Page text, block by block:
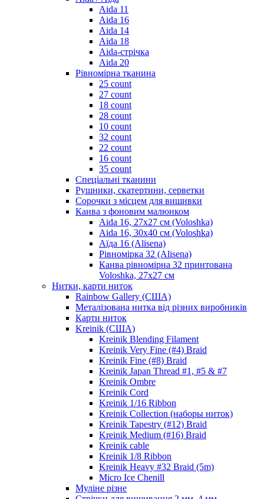
Aida 11
Aida 16
Aida 14
Aida 18
Aida-стрічка
Aida 20
Рівномірна тканина
25 count
27 count
18 count
28 count
10 count
32 count
22 count
16 count
35 count
Спеціальні тканини
Рушники, скатертини, серветки
Сорочки з місцем для вишивки
Канва з фоновим малюнком
Aida 16, 27х27 см (Voloshka)
Aida 16, 30х40 см (Voloshka)
Аїда 16 (Alisena)
Рівномірка 32 (Alisena)
Канва рівномірна 32 принтована
Voloshka, 27х27 см
Нитки, карти ниток
Rainbow Gallery (США)
Металізована нитка від різних виробників
Карти ниток
Kreinik (США)
Kreinik Blending Filament
Kreinik Very Fine (#4) Braid
Kreinik Fine (#8) Braid
Kreinik Japan Thread #1, #5 & #7
Kreinik Ombre
Kreinik Cord
Kreinik 1/16 Ribbon
Kreinik Collection (наборы ниток)
Kreinik Tapestry (#12) Braid
Kreinik Medium (#16) Braid
Kreinik cable
Kreinik 1/8 Ribbon
Kreinik Heavy #32 Braid (5m)
Micro Ice Chenill
Муліне різне